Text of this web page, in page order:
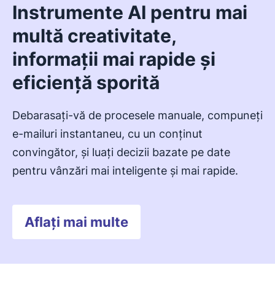
Instrumente AI pentru mai
multă creativitate,
informații mai rapide și
eficiență sporită
Debarasați-vă de procesele manuale, compuneți
e-mailuri instantaneu, cu un conținut
convingător, și luați decizii bazate pe date
pentru vânzări mai inteligente și mai rapide.
Aflați mai multe
Se deschide într-o fereastră